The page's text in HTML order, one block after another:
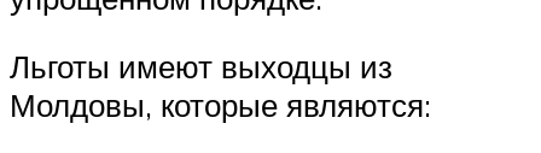
Льготы имеют выходцы из
Молдовы, которые являются: